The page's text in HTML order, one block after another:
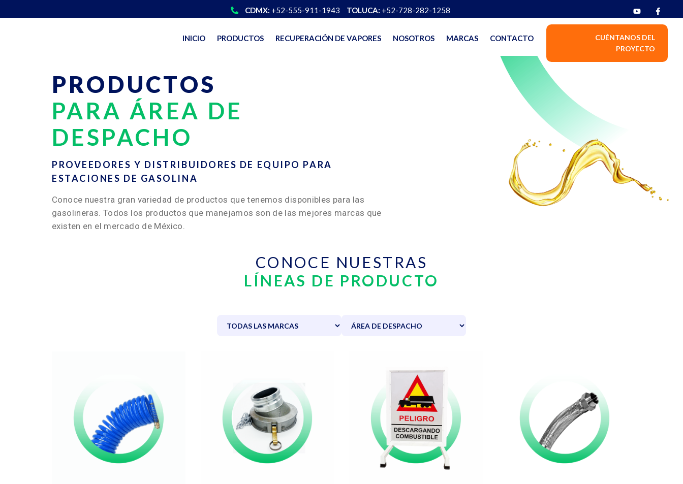
CDMX: +52-555-911-1943 TOLUCA: +52-728-282-1258
INICIO PRODUCTOS RECUPERACIÓN DE VAPORES NOSOTROS MARCAS CONTACTO
CUÉNTANOS DEL
PROYECTO
PRODUCTOS
PARA ÁREA DE
DESPACHO
PROVEEDORES Y DISTRIBUIDORES DE EQUIPO PARA
ESTACIONES DE GASOLINA
Conoce nuestra gran variedad de productos que tenemos disponibles para las
gasolineras. Todos los productos que manejamos son de las mejores marcas que
existen en el mercado de México.
CONOCE NUESTRAS
LÍNEAS DE PRODUCTO